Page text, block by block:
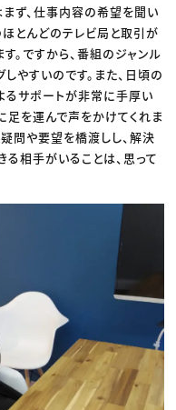
ず、仕事内容の希望を聞い
とんどのテレビ局と取引が
。ですから、番組のジャンル
やすいのです。また、日頃の
るサポートが非常に手厚い
足を運んで声をかけてくれま
問や要望を橋渡しし、解決
る相手がいることは、思って